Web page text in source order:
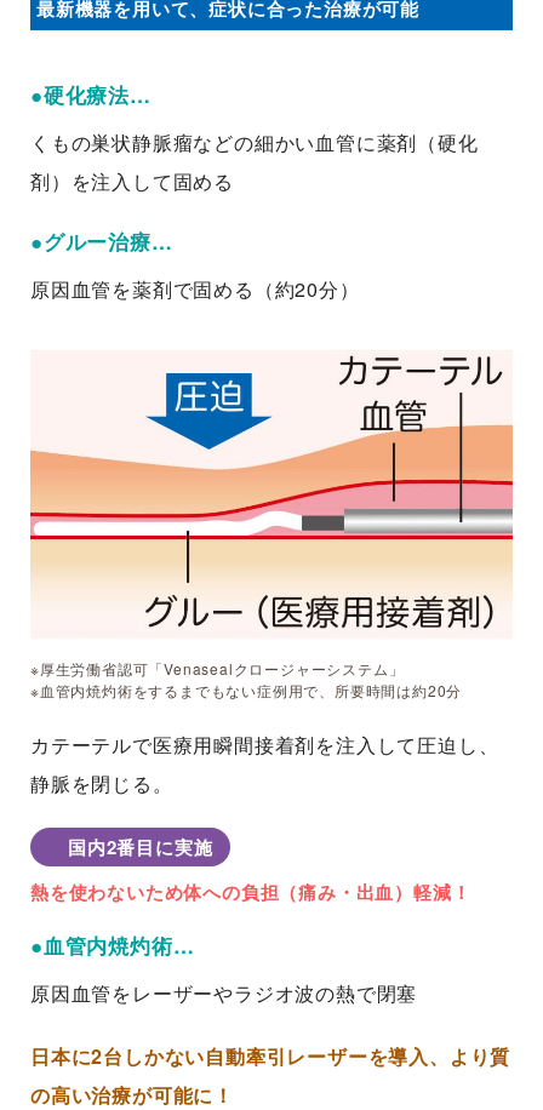
最新機器を用いて、症状に合った治療が可能
●硬化療法…
くもの巣状静脈瘤などの細かい血管に薬剤（硬化
剤）を注入して固める
●グルー治療…
原因血管を薬剤で固める（約20分）
※厚生労働省認可「Venasealクロージャーシステム」
※血管内焼灼術をするまでもない症例用で、所要時間は約20分
カテーテルで医療用瞬間接着剤を注入して圧迫し、
静脈を閉じる。
国内2番目に実施
熱を使わないため体への負担（痛み・出血）軽減！
●血管内焼灼術…
原因血管をレーザーやラジオ波の熱で閉塞
日本に2台しかない自動牽引レーザーを導入、より質
の高い治療が可能に！